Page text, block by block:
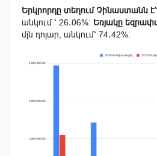
Երկրորդը տեղում Չինաստանն է՝
անկում ՝ 26․06%։ Եռյակը
մլն դոլար, անկում՝ 74․42%։